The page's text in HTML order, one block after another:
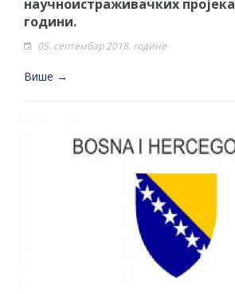
научноистраживачких
години.
05. септембар 2018. године
Више →